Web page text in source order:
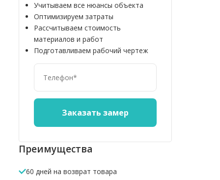
Учитываем все нюансы объекта
Оптимизируем затраты
Рассчитываем стоимость
материалов и работ
Подготавливаем рабочий чертеж
Преимущества
60 дней на возврат товара